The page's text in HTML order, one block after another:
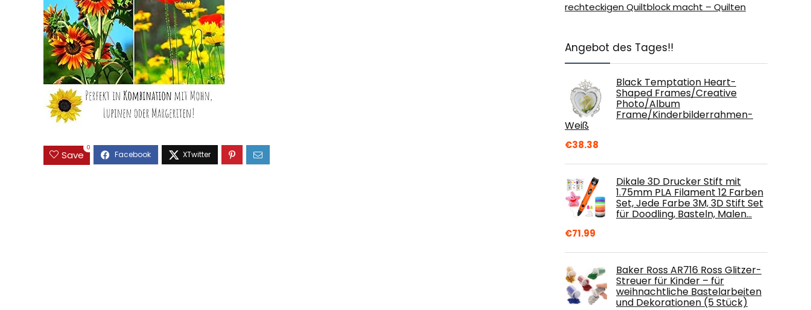
Save
0
rechteckigen Quiltblock macht – Quilten
Angebot des Tages!!
Black Temptation Heart-
Shaped Frames/Creative
Photo/Album
Frame/Kinderbilderrahmen-
Weiß
€38.38
Dikale 3D Drucker Stift mit
1.75mm PLA Filament 12 Farben
Set, Jede Farbe 3M, 3D Stift Set
für Doodling, Basteln, Malen…
€71.99
Baker Ross AR716 Ross Glitzer-
Streuer für Kinder – für
weihnachtliche Bastelarbeiten
und Dekorationen (5 Stück)